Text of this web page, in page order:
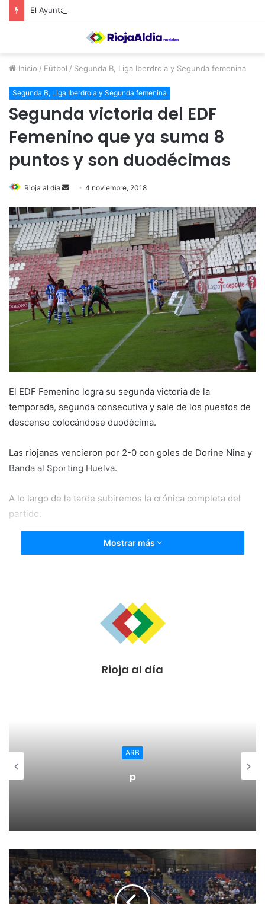
Inicio / Fútbol / Segunda B, Liga Iberdrola y Segunda femenina
Segunda B, Liga Iberdrola y Segunda femenina
Segunda victoria del EDF
Femenino que ya suma 8
puntos y son duodécimas
Rioja al día
n
d
n
e
m
a
i
4 noviembre, 2018
El EDF Femenino logra su segunda victoria de la
temporada, segunda consecutiva y sale de los puestos de
descenso colocándose duodécima.
Las riojanas vencieron por 2-0 con goles de Dorine Nina y
Banda al Sporting Huelva.
A lo largo de la tarde subiremos la crónica completa del
partido.
Mostrar más
Rioja al día
ARB
p